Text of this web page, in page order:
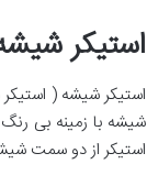
استیکر
استیکر شیشه (
شیشه با زمینه بی
استیکر از دو سمت